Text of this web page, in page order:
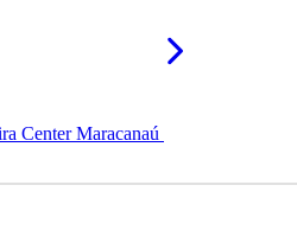
Center Maracanaú